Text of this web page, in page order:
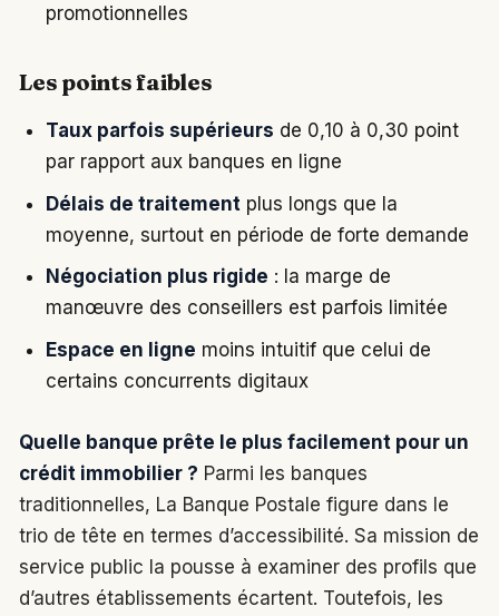
promotionnelles
Les points faibles
Taux parfois supérieurs de 0,10 à 0,30 point
par rapport aux banques en ligne
Délais de traitement plus longs que la
moyenne, surtout en période de forte demande
Négociation plus rigide : la marge de
manœuvre des conseillers est parfois limitée
Espace en ligne moins intuitif que celui de
certains concurrents digitaux
Quelle banque prête le plus facilement pour un
crédit immobilier ? Parmi les banques
traditionnelles, La Banque Postale figure dans le
trio de tête en termes d’accessibilité. Sa mission de
service public la pousse à examiner des profils que
d’autres établissements écartent. Toutefois, les